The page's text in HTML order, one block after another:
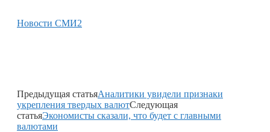
Новости СМИ2
Предыдущая статьяАналитики увидели признаки
укрепления твердых валютСледующая
статьяЭкономисты сказали, что будет с главными
валютами